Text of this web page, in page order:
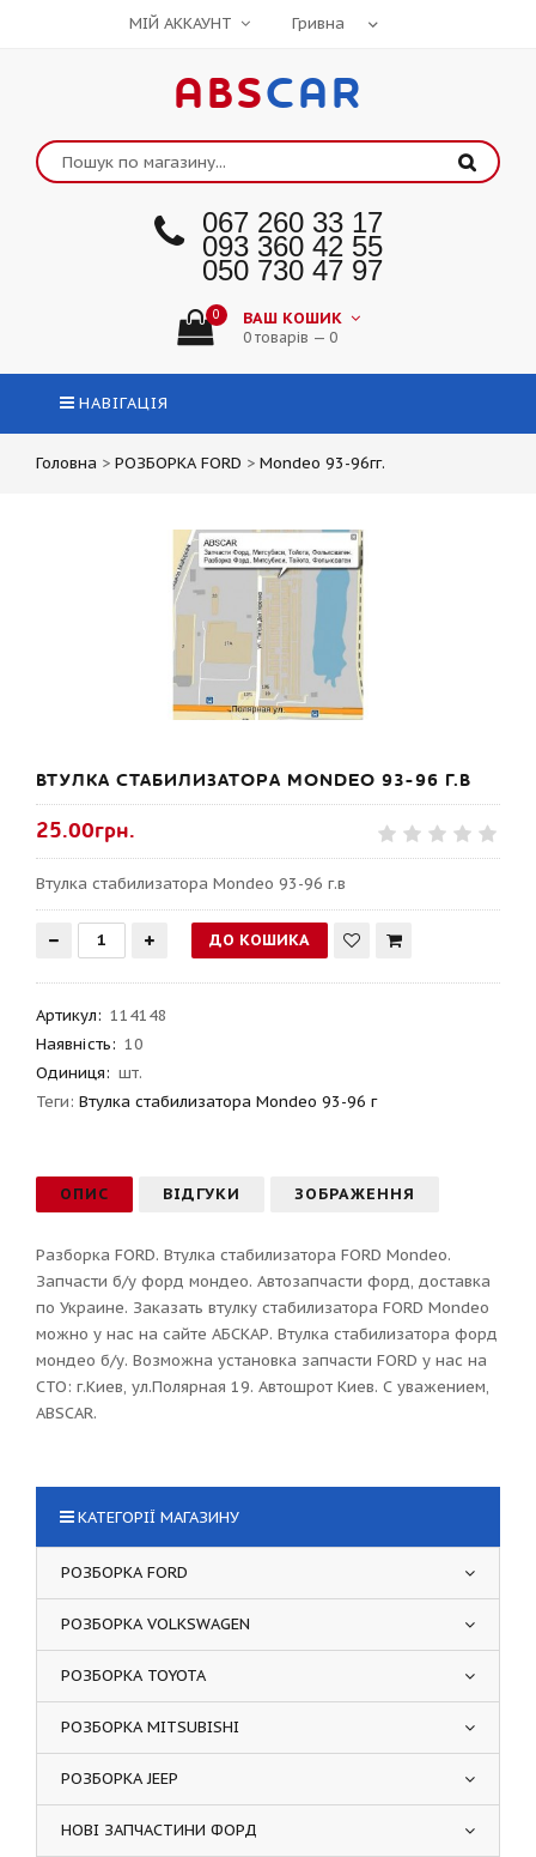
МІЙ АККАУНТ
ABSCAR
067 260 33 17
093 360 42 55
050 730 47 97
0 ВАШ КОШИК
0 товарів — 0
НАВІГАЦІЯ
Головна > РОЗБОРКА FORD > Mondeo 93-96гг.
ВТУЛКА СТАБИЛИЗАТОРА MONDEO 93-96 Г.В
25.00грн.
Втулка стабилизатора Mondeo 93-96 г.в
Артикул: 114148
Наявність: 10
Одиниця: шт.
Теги: Втулка стабилизатора Mondeo 93-96 г
ОПИС ВІДГУКИ ЗОБРАЖЕННЯ
Разборка FORD. Втулка стабилизатора FORD Mondeo.
Запчасти б/у форд мондео. Автозапчасти форд, доставка
по Украине. Заказать втулку стабилизатора FORD Mondeo
можно у нас на сайте АБСКАР. Втулка стабилизатора форд
мондео б/у. Возможна установка запчасти FORD у нас на
СТО: г.Киев, ул.Полярная 19. Автошрот Киев. С уважением,
ABSCAR.
КАТЕГОРІЇ МАГАЗИНУ
РОЗБОРКА FORD
РОЗБОРКА VOLKSWAGEN
РОЗБОРКА TOYOTA
РОЗБОРКА MITSUBISHI
РОЗБОРКА JEEP
НОВІ ЗАПЧАСТИНИ ФОРД